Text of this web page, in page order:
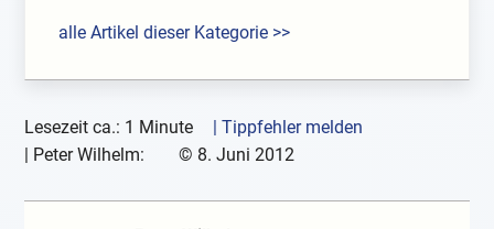
alle Artikel dieser Kategorie >>
Lesezeit ca.: 1 Minute
| Tippfehler melden
Peter Wilhelm: © 8. Juni 2012